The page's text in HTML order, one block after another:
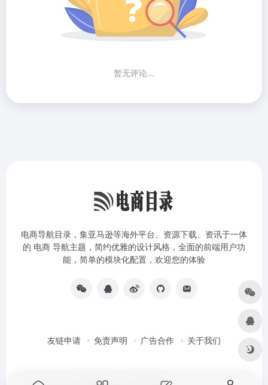
暂无评论...
电商导航目录，集亚马逊等海外平台、资源下载、资讯于一体
的 电商 导航主题，简约优雅的设计风格，全面的前端用户功
能，简单的模块化配置，欢迎您的体验
友链申请 免责声明 广告合作 关于我们